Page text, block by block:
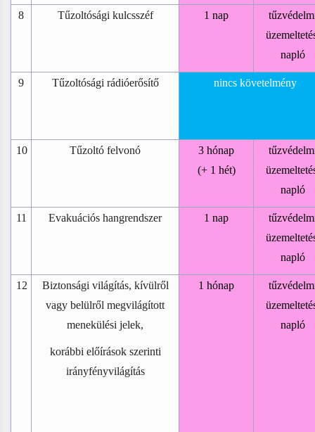
8 Tűzoltósági kulcsszéf 1 nap
napló
9 Tűzoltósági rádióerősítő nincs követelmény
10 Tűzoltó felvonó
3 hónap
(+ 1 hét)
napló
11 Evakuációs hangrendszer 1 nap
napló
12
Biztonsági világítás, kívülről
vagy belülről megvilágított
menekülési jelek,
korábbi előírások szerinti
irányfényvilágítás
1 hónap
napló